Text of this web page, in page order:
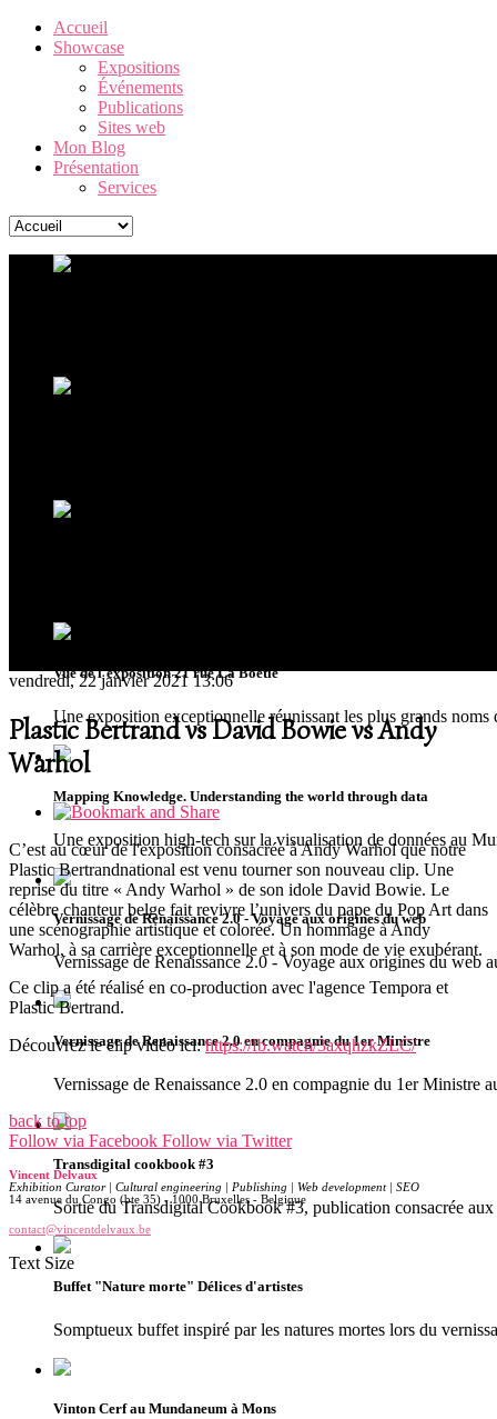
Accueil
Showcase
Expositions
Événements
Publications
Sites web
Mon Blog
Présentation
Services
Vue de l'exposition 21 rue La Boétie
Une exposition exceptionnelle réunissant les plus grands noms
Mapping Knowledge. Understanding the world through data
Une exposition high-tech sur la visualisation de données au
Vernissage de Renaissance 2.0 - Voyage aux origines du web
Vernissage de Renaissance 2.0 - Voyage aux origines du web
Vernissage de Renaissance 2.0 en compagnie du 1er Ministre
Vernissage de Renaissance 2.0 en compagnie du 1er Ministre
Transdigital cookbook #3
Sortie du Transdigital Cookbook #3, publication consacrée
Buffet "Nature morte" Délices d'artistes
Somptueux buffet inspiré par les natures mortes lors du
Vinton Cerf au Mundaneum à Mons
vendredi, 22 janvier 2021 13:06
Plastic Bertrand vs David Bowie vs Andy
Warhol
C’est au cœur de l'exposition consacrée à Andy Warhol que notre
Plastic Bertrandnational est venu tourner son nouveau clip. Une
reprise du titre « Andy Warhol » de son idole David Bowie. Le
célèbre chanteur belge fait revivre l’univers du pape du Pop Art dans
une scénographie artistique et colorée. Un hommage à Andy
Warhol, à sa carrière exceptionnelle et à son mode de vie exubérant.
Ce clip a été réalisé en co-production avec l'agence Tempora et
Plastic Bertrand.
Découvrez le clip vidéo ici:https://fb.watch/3axqhzkZLC/
back to top
Follow via Facebook Follow via Twitter
Vincent Delvaux
Exhibition Curator | Cultural engineering | Publishing | Web development | SEO
14 avenue du Congo (bte 35) - 1000 Bruxelles - Belgique
contact@vincentdelvaux.be
Text Size